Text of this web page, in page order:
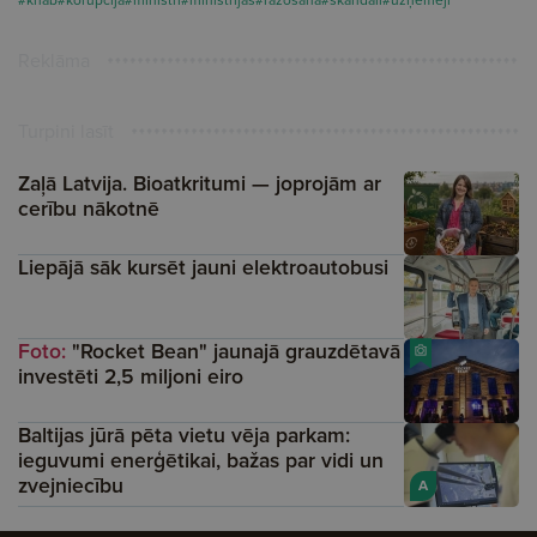
Zaļā Latvija. Bioatkritumi — joprojām ar
cerību nākotnē
Liepājā sāk kursēt jauni elektroautobusi
Foto: "Rocket Bean" jaunajā grauzdētavā
investēti 2,5 miljoni eiro
A
Baltijas jūrā pēta vietu vēja parkam:
ieguvumi enerģētikai, bažas par vidi un
zvejniecību